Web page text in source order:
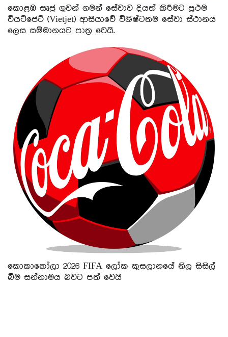
කොළඹ සෘජු ගුවන් ගමන් සේවාව දියත් කිරීමට ප්‍රථම
වියට්ජෙට් (Vietjet) ආසියාවේ විශිෂ්ටතම සේවා ස්ථානය
ලෙස සම්මානයට පාත්‍ර වෙයි.
කොකාකෝලා 2026 FIFA ලෝක කුසලානයේ නිල සිසිල්
බීම සන්නාමය බවට පත් වෙයි